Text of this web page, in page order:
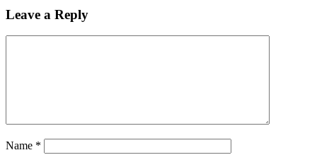
Leave a Reply
Name *